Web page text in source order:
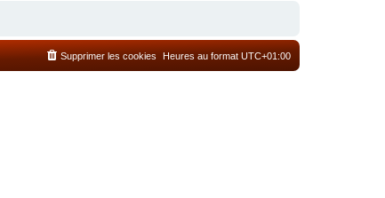
Heures au format UTC+01:00
Supprimer les cookies